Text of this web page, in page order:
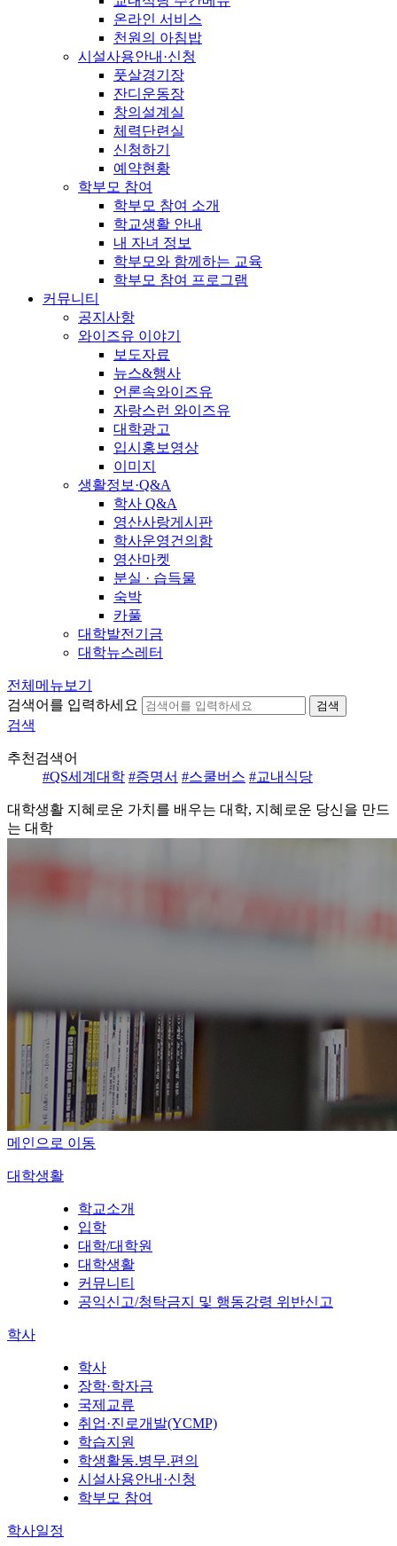
온라인 서비스
천원의 아침밥
시설사용안내·신청
풋살경기장
잔디운동장
창의설계실
체력단련실
신청하기
예약현황
학부모 참여
학부모 참여 소개
학교생활 안내
내 자녀 정보
학부모와 함께하는 교육
학부모 참여 프로그램
커뮤니티
공지사항
와이즈유 이야기
보도자료
뉴스&행사
언론속와이즈유
자랑스런 와이즈유
대학광고
입시홍보영상
이미지
생활정보·Q&A
학사 Q&A
영산사랑게시판
학사운영건의함
영산마켓
분실 · 습득물
숙박
카풀
대학발전기금
대학뉴스레터
전체메뉴보기
검색어를 입력하세요
검색
검색
추천검색어
#QS세계대학 #증명서 #스쿨버스 #교내식당
대학생활 지혜로운 가치를 배우는 대학, 지혜로운 당신을 만드
는 대학
메인으로 이동
대학생활
학교소개
입학
대학/대학원
대학생활
커뮤니티
공익신고/청탁금지 및 행동강령 위반신고
학사
학사
장학·학자금
국제교류
취업·진로개발(YCMP)
학습지원
학생활동.병무.편의
시설사용안내·신청
학부모 참여
학사일정